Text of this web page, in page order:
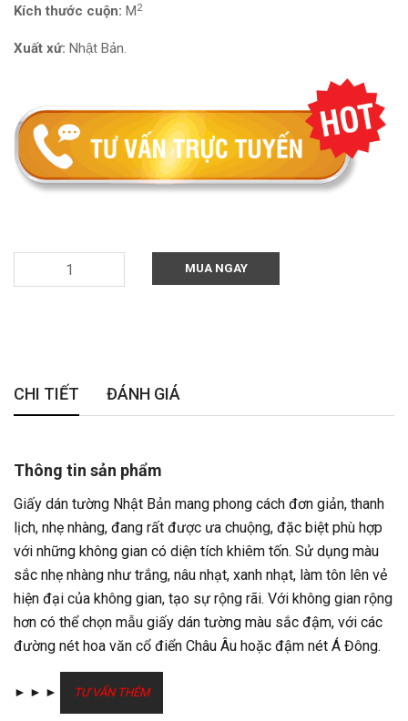
Kích thước cuộn: M 2
Xuất xứ: Nhật Bản.
MUA NGAY
CHI TIẾT ĐÁNH GIÁ
Thông tin sản phẩm
Giấy dán tường Nhật Bản mang phong cách đơn giản, thanh
lịch, nhẹ nhàng, đang rất được ưa chuộng, đặc biệt phù hợp
với những không gian có diện tích khiêm tốn. Sử dụng màu
sắc nhẹ nhàng như trắng, nâu nhạt, xanh nhạt, làm tôn lên vẻ
hiện đại của không gian, tạo sự rộng rãi. Với không gian rộng
hơn có thể chọn mẫu giấy dán tường màu sắc đậm, với các
đường nét hoa văn cổ điển Châu Âu hoặc đậm nét Á Đông.
► ► ► TƯ VẤN THÊM